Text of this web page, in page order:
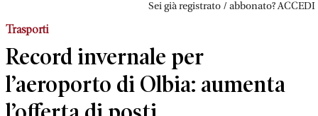
Sei già registrato / abbonato? ACCEDI
Trasporti
Record invernale per
l’aeroporto di Olbia: aumenta